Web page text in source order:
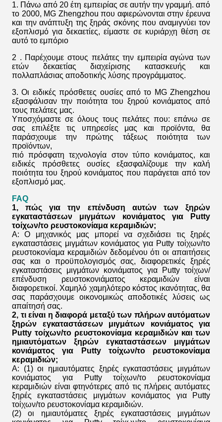
1. Πάνω από 20 έτη εμπειρίας σε αυτήν την γραμμή. από
το 2000, MG Zhengzhou που αφιερώνονται στην έρευνα
και την ανάπτυξη της ξηράς σκόνης που αναμιγνύει τον
εξοπλισμό για δεκαετίες, είμαστε σε κυριάρχη θέση σε
αυτό το εμπόριο
2 . Παρέχουμε στους πελάτες την εμπειρία αγώνα των
ετών δεκαετίας διαχείρισης κατασκευής και
πολλαπλάσιας αποδοτικής λύσης προγράμματος.
3. Οι ειδικές πρόσθετες ουσίες από το MG Zhengzhou
εξασφάλισαν την ποιότητα του ξηρού κονιάματος από
τους πελάτες μας.
Υποσχόμαστε σε όλους τους πελάτες που: επάνω σε
σας επιλέξτε τις υπηρεσίες μας και προϊόντα, θα
παράσχουμε την πρώτης τάξεως ποιότητα των
προϊόντων,
πιό πρόσφατη τεχνολογία στον τύπο κονιάματος, και
ειδικές πρόσθετες ουσίες εξασφαλίζουμε την καλή
ποιότητα του ξηρού κονιάματος που παράγεται από τον
εξοπλισμό μας.
FAQ
1, πώς για την επένδυση αυτών τωνξηρών
εγκαταστάσεων μιγμάτων κονιάματος για Putty
τοίχων/το ρευστοκονίαμα κεραμιδιών;
Α: Ο μηχανικός μας μπορεί να σχεδιάσει τις ξηρές
εγκαταστάσεις μιγμάτων κονιάματος για Putty τοίχων/το
ρευστοκονίαμα κεραμιδιών δεδομένου ότι οι απαιτήσεις
σας και ο προϋπολογισμός σας, διαφορετικές ξηρές
εγκαταστάσεις μιγμάτων κονιάματος για Putty τοίχων/
επένδυση
ρευστοκονιάματος κεραμιδιών
είναι
διαφορετικοί. Χαμηλό χαμηλότερο κόστος ικανότητας, θα
σας παράσχουμε οικονομικώς αποδοτικές λύσεις ως
απαίτησή σας.
2, τι είναι η διαφορά μεταξύ των πλήρων αυτόματων
ξηρών εγκαταστάσεων μιγμάτων κονιάματος για
Putty τοίχων/το ρευστοκονίαμα κεραμιδιών και των
ημιαυτόματων ξηρών εγκαταστάσεων μιγμάτων
κονιάματος για Putty τοίχων/το ρευστοκονίαμα
κεραμιδιών;
Α: (1) οι ημιαυτόματες ξηρές εγκαταστάσεις μιγμάτων
κονιάματος για Putty τοίχων/το ρευστοκονίαμα
κεραμιδιών είναι φτηνότερες από τις πλήρεις αυτόματες
ξηρές εγκαταστάσεις μιγμάτων κονιάματος για Putty
τοίχων/το ρευστοκονίαμα κεραμιδιών.
(2) οι ημιαυτόματες ξηρές εγκαταστάσεις μιγμάτων